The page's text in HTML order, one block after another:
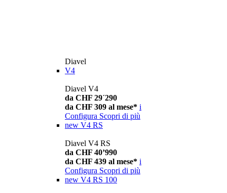
Diavel
V4
Diavel V4
da CHF 29´290
da CHF 309 al mese* i
Configura Scopri di più
new V4 RS
Diavel V4 RS
da CHF 40’990
da CHF 439 al mese* i
Configura Scopri di più
new V4 RS 100